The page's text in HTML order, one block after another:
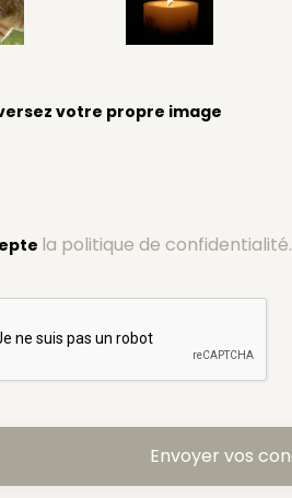
votre propre image
la politique de confidentialité.